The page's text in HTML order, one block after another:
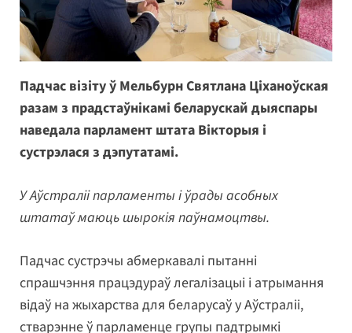
Падчас візіту ў Мельбурн Святлана Ціханоўская
разам з прадстаўнікамі беларускай дыяспары
наведала парламент штата Вікторыя і
сустрэлася з дэпутатамі.
У Аўстраліі парламенты і ўрады асобных
штатаў маюць шырокія паўнамоцтвы.
Падчас сустрэчы абмеркавалі пытанні
спрашчэння працэдураў легалізацыі і атрымання
відаў на жыхарства для беларусаў у Аўстраліі,
стварэнне ў парламенце групы падтрымкі